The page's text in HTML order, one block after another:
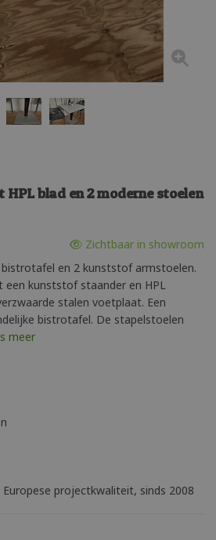
blad en 2 moderne stoelen
Zichtbaar in showroom
en 2 kunststof armstoelen.
een kunststof staander en HPL
stalen voetplaat. Een
bistrotafel. De stapelstoelen
meer
Europese projectkwaliteit, sinds 2008